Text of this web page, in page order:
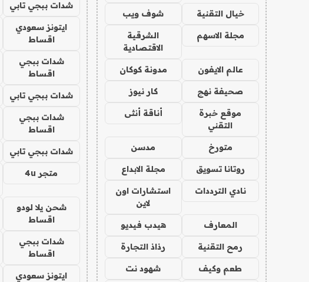
خيال التقنية شوف ويب
مجلة الاسهم
الشرقية
الاقتصادية
عالم الايفون مدونة كوكان
صحيفة نهج كار نيوز
موقع خبرة
التقني
أناقة أنثى
متورخ مدسن
روتانا تسويق مجلة الابداع
نادي الترددات
استشارات اون
لاين
المعارف هيدب فيديو
رمح التقنية رذاذ التجارة
طعم وكيف شهود نت
شدات ببجي تابي
ايتونز سعودي
اقساط
شدات ببجي
اقساط
شدات ببجي تابي
شدات ببجي
اقساط
شدات ببجي تابي
متجر 4u
شحن يلا لودو
اقساط
شدات ببجي
اقساط
ايتونز سعودي